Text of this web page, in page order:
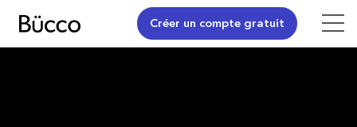
Créer un compte gratuit